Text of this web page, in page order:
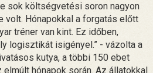
sok költségvetési soron nagyon
volt. Hónapokkal a forgatás előtt
tréner van kint. Ez időben,
logisztikát isigényel.” - vázolta a
kutya, a többi 150 ebet
hónapok során. Az állatokkal